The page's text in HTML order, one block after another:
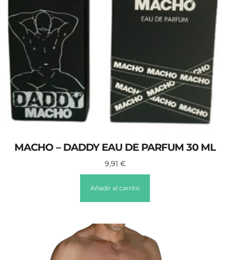
MACHO – DADDY EAU DE PARFUM 30 ML
9,91 €
Añadir al carrito